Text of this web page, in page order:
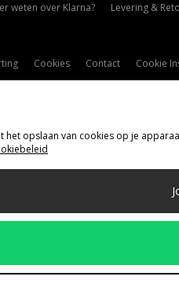
weten over Klarna? Levering &
Cookies Contact Cookie
Verzenden Naar
opslaan van cookies op je